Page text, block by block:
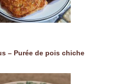
– Purée de pois chiche